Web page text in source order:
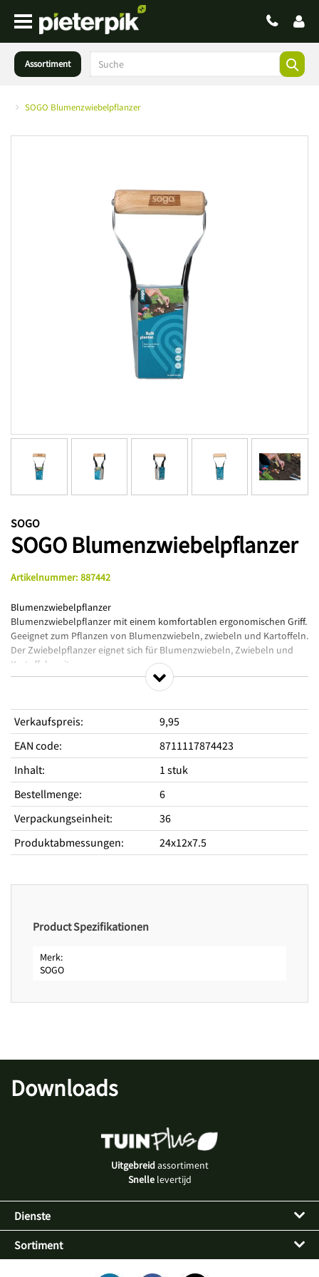
Assortiment
SOGO Blumenzwiebelpflanzer
SOGO
SOGO Blumenzwiebelpflanzer
Artikelnummer: 887442
Blumenzwiebelpflanzer
Blumenzwiebelpflanzer mit einem komfortablen ergonomischen Griff.
Geeignet zum Pflanzen von Blumenzwiebeln, zwiebeln und Kartoffeln.
Der Zwiebelpflanzer eignet sich für Blumenzwiebeln, Zwiebeln und
Kartoffeln mit
einem Durchmesser von bis zu 6 cm.
•Eschenholz und Edelstahl
•Solide und robust
Verkaufspreis:
9,95
EAN code:
8711117874423
Inhalt:
1 stuk
Bestellmenge:
6
Verpackungseinheit:
36
Produktabmessungen: 24x12x7.5
Product Spezifikationen
Merk
SOGO
Downloads
Uitgebreidassortiment
Snellelevertijd
Dienste
Sortiment